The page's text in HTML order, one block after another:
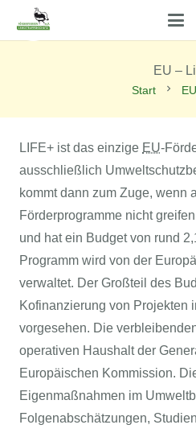
EU –
Start chevron_right
LIFE+ ist das einzige EU-
ausschließlich
kommt dann zum Zuge, wenn
Förderprogramme nicht
und hat ein Budget von rund
Programm wird von der
verwaltet. Der Großteil des
Kofinanzierung von Projekten
vorgesehen. Die
operativen Haushalt der
Europäischen Kommission.
Eigenmaßnahmen im
Folgenabschätzungen,